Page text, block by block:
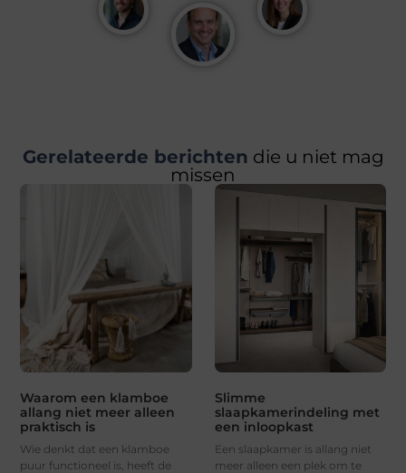
Gerelateerde berichten die u niet mag
missen
Waarom een klamboe
allang niet meer alleen
praktisch is
Wie denkt dat een klamboe
puur functioneel is, heeft de
Slimme
slaapkamerindeling met
een inloopkast
Een slaapkamer is allang niet
meer alleen een plek om te